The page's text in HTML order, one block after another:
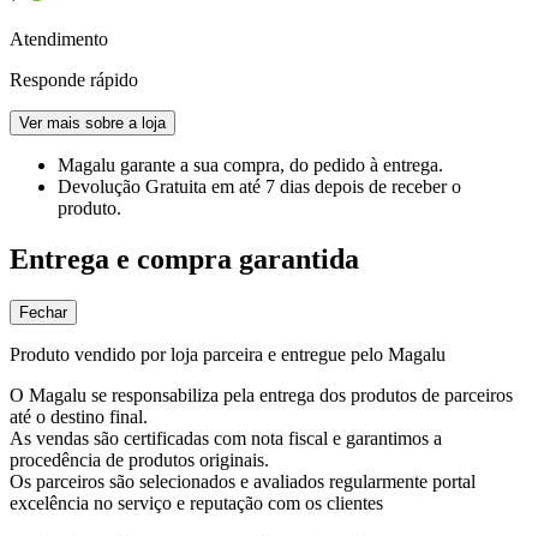
Atendimento
Responde rápido
Ver mais sobre a loja
Magalu garante a sua compra, do pedido à entrega.
Devolução Gratuita em até 7 dias depois de receber o
produto.
Entrega e compra garantida
Fechar
Produto vendido por loja parceira e entregue pelo Magalu
O Magalu se responsabiliza pela entrega dos produtos de parceiros
até o destino final.
As vendas são certificadas com nota fiscal e garantimos a
procedência de produtos originais.
Os parceiros são selecionados e avaliados regularmente portal
excelência no serviço e reputação com os clientes